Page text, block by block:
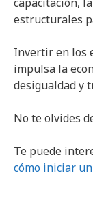
estructurales
Invertir en los
impulsa la
desigualdad y
No te olvides
Te puede
cómo iniciar